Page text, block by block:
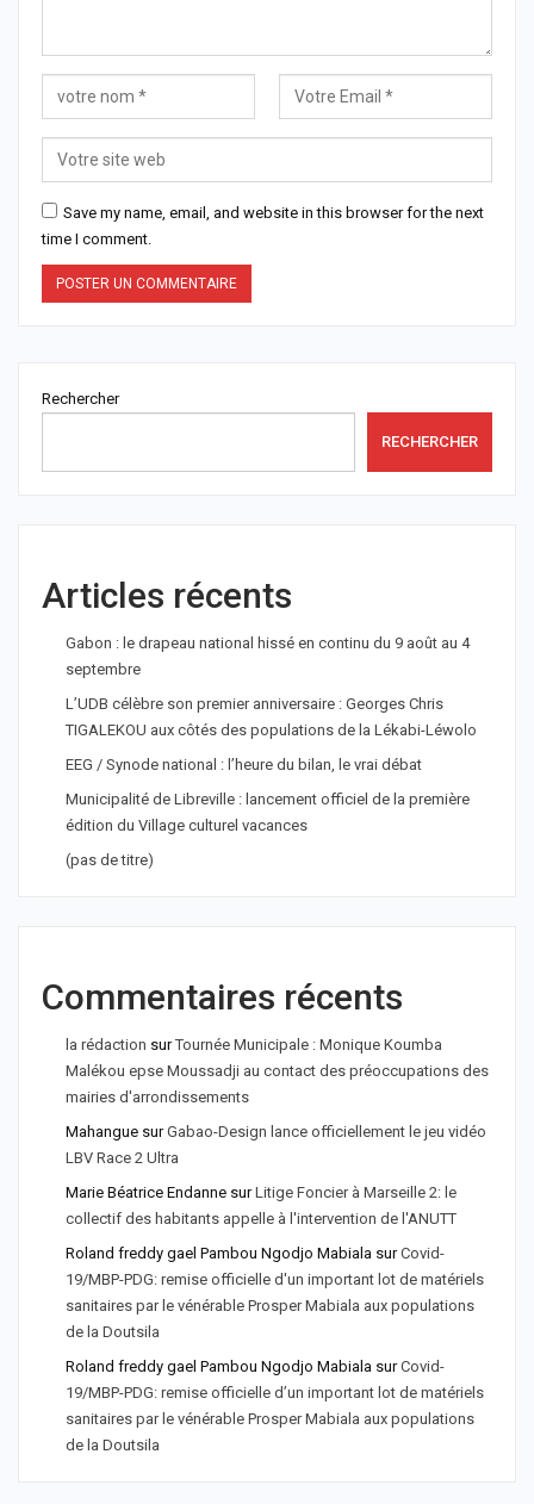
Save my name, email, and website in this browser for the next
time I comment.
Rechercher
RECHERCHER
Articles récents
Gabon : le drapeau national hissé en continu du 9 août au 4
septembre
L’UDB célèbre son premier anniversaire : Georges Chris
TIGALEKOU aux côtés des populations de la Lékabi-Léwolo
EEG / Synode national : l’heure du bilan, le vrai débat
Municipalité de Libreville : lancement officiel de la première
édition du Village culturel vacances
(pas de titre)
Commentaires récents
la rédaction surTournée Municipale : Monique Koumba
Malékou epse Moussadji au contact des préoccupations des
mairies d'arrondissements
Mahangue surGabao-Design lance officiellement le jeu vidéo
LBV Race 2 Ultra
Marie Béatrice Endanne surLitige Foncier à Marseille 2: le
collectif des habitants appelle à l'intervention de l'ANUTT
Roland freddy gael Pambou Ngodjo Mabiala surCovid-
19/MBP-PDG: remise officielle d'un important lot de matériels
sanitaires par le vénérable Prosper Mabiala aux populations
de la Doutsila
Roland freddy gael Pambou Ngodjo Mabiala surCovid-
19/MBP-PDG: remise officielle d’un important lot de matériels
sanitaires par le vénérable Prosper Mabiala aux populations
de la Doutsila